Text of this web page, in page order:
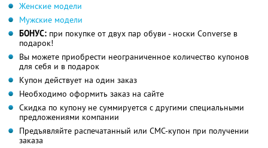
Женские модели
Мужские модели
БОНУС: при покупке от двух пар обуви - носки Converse в
подарок!
Вы можете приобрести неограниченное количество купонов
для себя и в подарок
Купон действует на один заказ
Необходимо оформить заказ на сайте
Скидка по купону не суммируется с другими специальными
предложениями компании
Предъявляйте распечатанный или СМС-купон при получении
заказа